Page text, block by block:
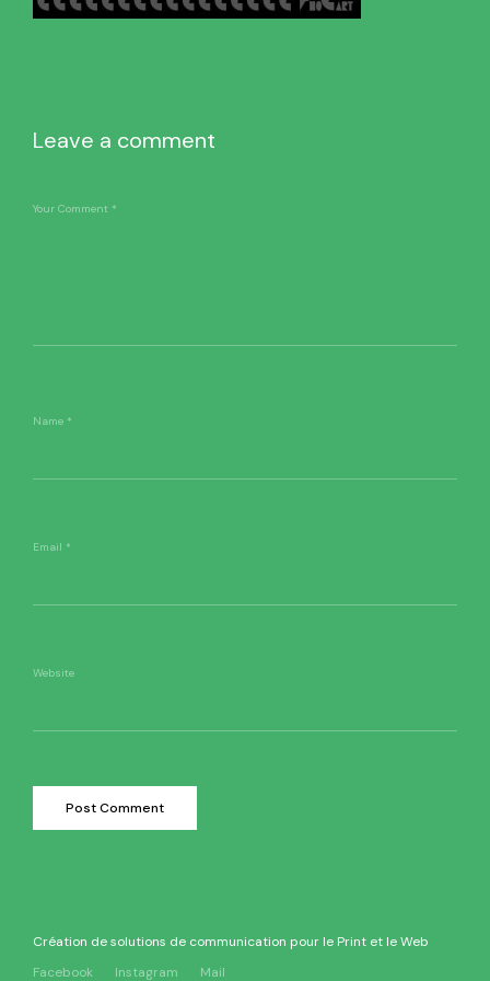
Leave a comment
Your Comment *
Name *
Email *
Website
Création de solutions de communication pour le Print et le Web
Facebook
Instagram Mail